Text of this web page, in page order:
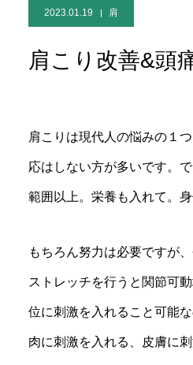
2023.01.19 肩
肩こり改善&頭
肩こりは現代人の悩みの１
応はしない方が多いです。
範囲以上。栄養も入れて。
もちろん努力は必要ですが
ストレッチを行うと関節可
位に刺激を入れること可能
肉に刺激を入れる、皮膚に